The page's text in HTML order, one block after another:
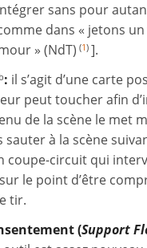
sans pour
dans « jetons
» (NdT) (1) ].
: il s’agit d’une carte
peut toucher afin
de la scène le met
à la scène
coupe-circuit qui
le point d’être
tir.
(Support